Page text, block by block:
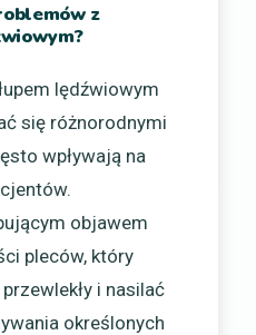
z
lędźwiowym
się różnorodnymi
wpływają na
objawem
pleców, który
i nasilać
określonych